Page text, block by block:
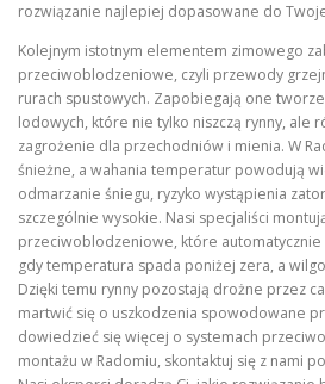
rozwiązanie najlepiej dopasowane do
Kolejnym istotnym elementem zimowego
przeciwoblodzeniowe, czyli przewody
rurach spustowych. Zapobiegają one
lodowych, które nie tylko niszczą rynny, ale
zagrożenie dla przechodniów i mienia. W
śnieżne, a wahania temperatur powodują
odmarzanie śniegu, ryzyko wystąpienia
szczególnie wysokie. Nasi specjaliści
przeciwoblodzeniowe, które automatycznie
gdy temperatura spada poniżej zera, a
Dzięki temu rynny pozostają drożne przez
martwić się o uszkodzenia spowodowane
dowiedzieć się więcej o systemach
montażu w Radomiu, skontaktuj się z nami